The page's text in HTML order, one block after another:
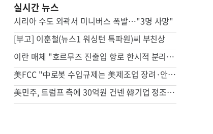
실시간 뉴스
시리아 수도 외곽서 미니버스 폭발…"3명 사망"
[부고] 이훈철(뉴스1 워싱턴 특파원)씨 부친상
이란 매체 "호르무즈 진출입 항로 한시적 분리…이후엔 중앙항로만"
美FCC "中로봇 수입규제는 美제조업 장려·안보위험 대응 목적"
美민주, 트럼프 측에 30억원 건넨 韓기업 정조준…"잠재적 뇌물"